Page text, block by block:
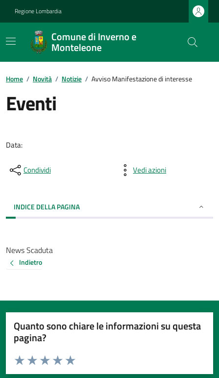
Regione Lombardia
Comune di Inverno e
Monteleone
Home / Novità / Notizie / Avviso Manifestazione di interesse
Eventi
Data:
Condividi Vedi azioni
INDICE DELLA PAGINA
News Scaduta
Indietro
Quanto sono chiare le informazioni su questa
pagina?
Valuta da 1 a 5 stelle la pagina
Valuta 5 stelle su 5
Valuta 4 stelle su 5
Valuta 3 stelle su 5
Valuta 2 stelle su 5
Valuta 1 stelle su 5